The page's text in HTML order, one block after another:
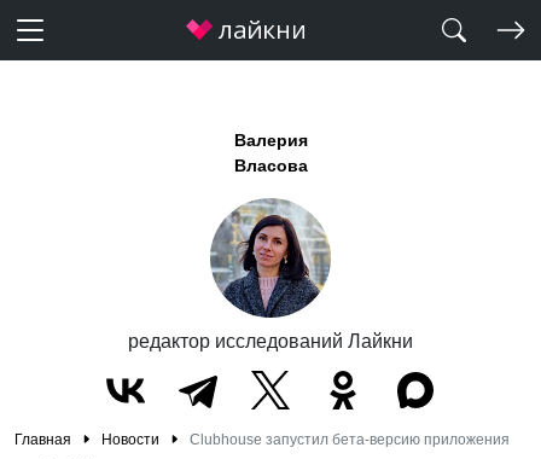
Валерия
Власова
редактор исследований Лайкни
Главная Новости
Сlubhouse запустил бета-версию приложения